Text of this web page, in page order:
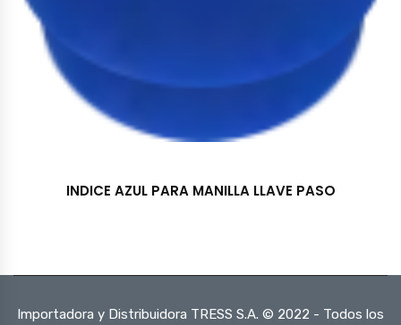
INDICE AZUL PARA MANILLA LLAVE PASO
Importadora y Distribuidora TRESS S.A. © 2022 - Todos los